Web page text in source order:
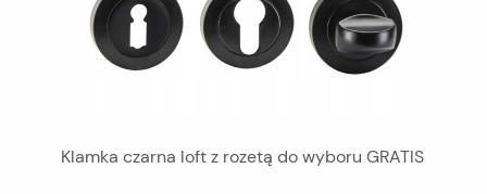
Klamka czarna loft z rozetą do wyboru GRATIS